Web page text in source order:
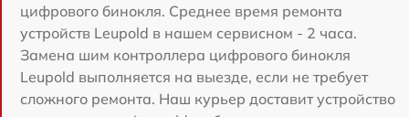
цифрового бинокля. Среднее время ремонта
устройств Leupold в нашем сервисном - 2 часа.
Замена шим контроллера цифрового бинокля
Leupold выполняется на выезде, если не требует
сложного ремонта. Наш курьер доставит устройство